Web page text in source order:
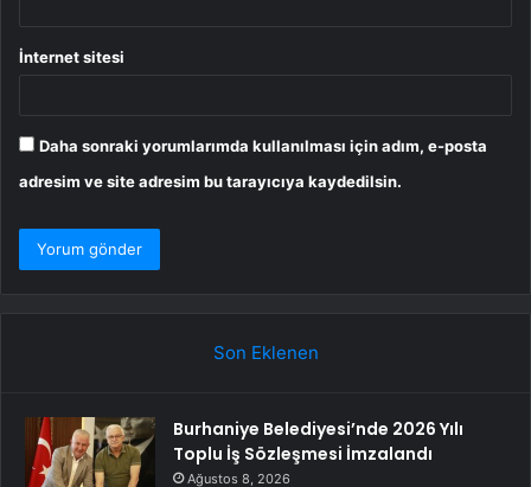
İnternet sitesi
Daha sonraki yorumlarımda kullanılması için adım, e-posta
adresim ve site adresim bu tarayıcıya kaydedilsin.
Son Eklenen
Burhaniye Belediyesi’nde 2026 Yılı
Toplu İş Sözleşmesi İmzalandı
Ağustos 8, 2026